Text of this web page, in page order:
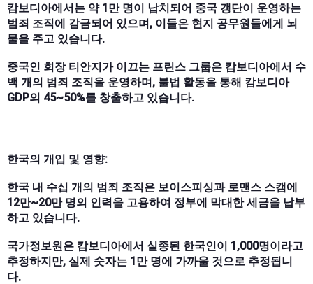
캄보디아에서는 약 1만 명이 납치되어 중국 갱단이 운영하는
범죄 조직에 감금되어 있으며, 이들은 현지 공무원들에게 뇌
물을 주고 있습니다.
중국인 회장 티안지가 이끄는 프린스 그룹은 캄보디아에서 수
백 개의 범죄 조직을 운영하며, 불법 활동을 통해 캄보디아
GDP의 45~50%를 창출하고 있습니다.
한국의 개입 및 영향:
한국 내 수십 개의 범죄 조직은 보이스피싱과 로맨스 스캠에
12만~20만 명의 인력을 고용하여 정부에 막대한 세금을 납부
하고 있습니다.
국가정보원은 캄보디아에서 실종된 한국인이 1,000명이라고
추정하지만, 실제 숫자는 1만 명에 가까울 것으로 추정됩니
다.